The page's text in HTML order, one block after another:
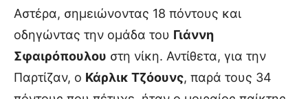
Αστέρα, σημειώνοντας 18 πόντους και
οδηγώντας την ομάδα του Γιάννη
Σφαιρόπουλου στη νίκη. Αντίθετα, για την
Παρτίζαν, ο Κάρλικ Τζόουνς, παρά τους 34